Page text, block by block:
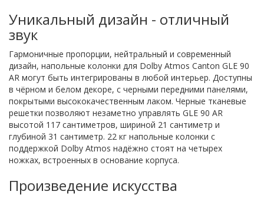
Уникальный дизайн - отличный
звук
Гармоничные пропорции, нейтральный и современный
дизайн, напольные колонки для Dolby Atmos Canton GLE 90
AR могут быть интегрированы в любой интерьер. Доступны
в чёрном и белом декоре, с черными передними панелями,
покрытыми высококачественным лаком. Черные тканевые
решетки позволяют незаметно управлять GLE 90 AR
высотой 117 сантиметров, шириной 21 сантиметр и
глубиной 31 сантиметр. 22 кг напольные колонки с
поддержкой Dolby Atmos надёжно стоят на четырех
ножках, встроенных в основание корпуса.
Произведение искусства